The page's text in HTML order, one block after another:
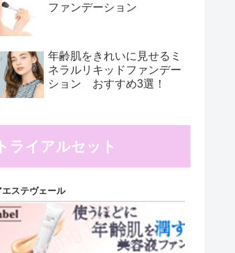
ファンデーション
年齢肌をきれいに見せるミ
ネラルリキッドファンデー
ション おすすめ3選！
ライアルセット
ステヴェール